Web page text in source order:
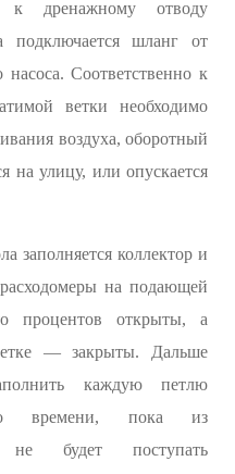
к дренажному отводу
подключается шланг от
Соответственно к
ветки необходимо
воздуха, оборотный
на улицу, или опускается
заполняется коллектор и
на подающей
процентов открыты, а
— закрыты. Дальше
каждую петлю
времени, пока из
не будет поступать